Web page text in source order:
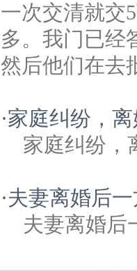
一次交清就交
多。我门已经
然后他们在去
·家庭纠纷，
家庭纠纷，
·夫妻离婚后
夫妻离婚后